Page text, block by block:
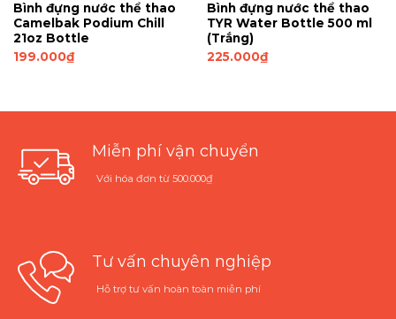
Bình đựng nước thể thao
Camelbak Podium Chill
21oz Bottle
199.000₫
Bình đựng nước thể thao
TYR Water Bottle 500 ml
(Trắng)
225.000₫
Miễn phí vận chuyển
Với hóa đơn từ 500.000₫
Tư vấn chuyên nghiệp
Hỗ trợ tư vấn hoàn toàn miễn phí